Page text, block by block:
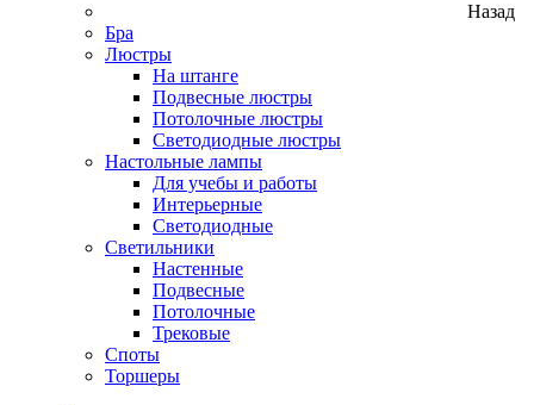
Назад
Бра
Люстры
На штанге
Подвесные люстры
Потолочные люстры
Светодиодные люстры
Настольные лампы
Для учебы и работы
Интерьерные
Светодиодные
Светильники
Настенные
Подвесные
Потолочные
Трековые
Споты
Торшеры